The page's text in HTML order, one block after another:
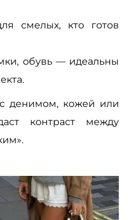
смелых, кто готов
обувь — идеальны
с денимом, кожей или
контраст между